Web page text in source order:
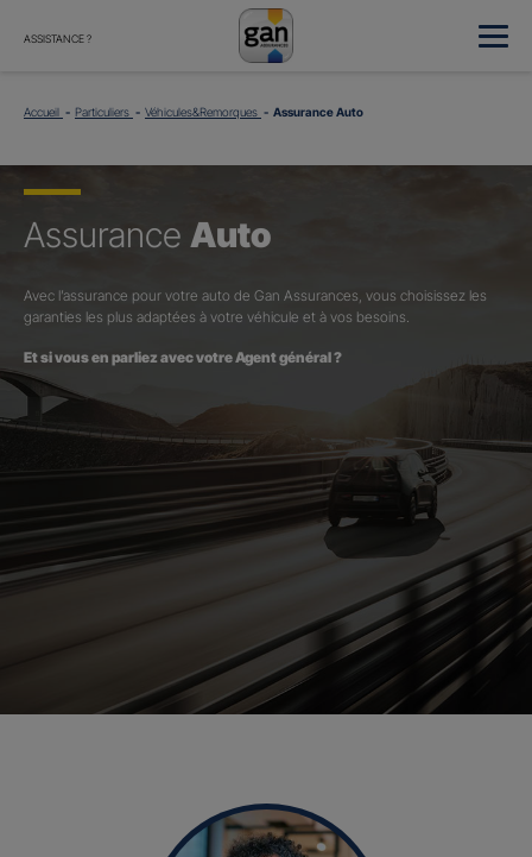
ASSISTANCE ?
Accueil Particuliers Véhicules&Remorques Assurance Auto
Assurance Auto
Avec l’assurance pour votre auto de Gan Assurances, vous choisissez les
garanties les plus adaptées à votre véhicule et à vos besoins.
Et si vous en parliez avec votre Agent général ?